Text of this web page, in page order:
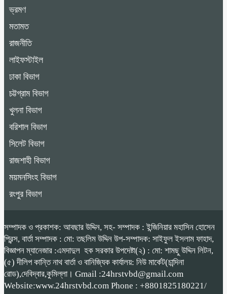
ভ্রমণ
মতামত
রাজনীতি
লাইফস্টাইল
ঢাকা বিভাগ
চট্টগ্রাম বিভাগ
খুলনা বিভাগ
বরিশাল বিভাগ
সিলেট বিভাগ
রাজশাহী বিভাগ
ময়মনসিংহ বিভাগ
রংপুর বিভাগ
সম্পাদক ও প্রকাশক: আবছার উদ্দিন, সহ- সম্পাদক : ইন্জিনিয়ার মহাসিন হোসেন
প্রিন্স, বার্তা সম্পাদক : মো: তছলিম উদ্দিন উপ-সম্পাদক: সাইফুল ইসলাম ফাহাদ,
বিজ্ঞাপন ম্যানেজার :এমদাদুল হক সরকার উপদেষ্টা(২) : মো: শামছু উদ্দিন লিটন,
(৫) দীলিপ কান্তি নাথ বার্তা ও বানিজ্যিক কার্যালয়: নিউ মার্কেট(চান্দিনা
রোড),দেবিদ্বার,কুমিল্লা। Gmail :24hrstvbd@gmail.com
Website:www.24hrstvbd.com Phone : +8801825180221/